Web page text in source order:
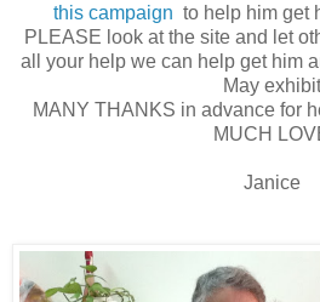
this campaign to help him get
PLEASE look at the site and let
all your help we can help get him
May exhibit
MANY THANKS in advance for
MUCH
Janice